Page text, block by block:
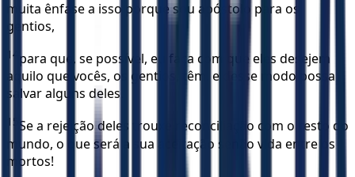
muita ênfase a isso porque sou apóstolo para os
gentios,
14 para que, se possível, eu faça com que eles desejem
aquilo que vocês, os gentios, têm, e desse modo possa
salvar alguns deles.
15 Se a rejeição deles trouxe reconciliação com o resto do
mundo, o que será a sua aceitação senão vida entre os
mortos!